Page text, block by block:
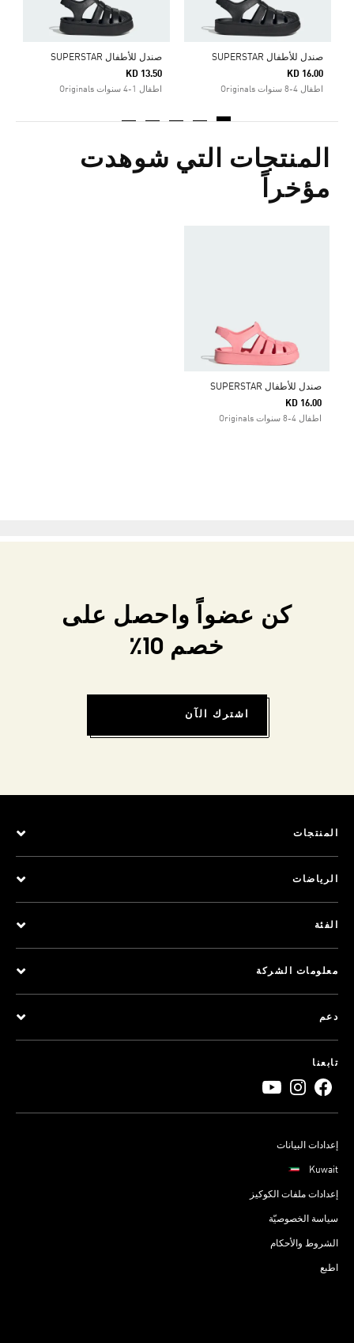
صندل للأطفال SUPERSTAR
KD 16.00
اطفال 4-8 سنوات Originals
صندل للأطفال SUPERSTAR
KD 13.50
اطفال 1-4 سنوات Originals
المنتجات التي شوهدت
مؤخراً
صندل للأطفال SUPERSTAR
KD 16.00
اطفال 4-8 سنوات Originals
كن عضواً واحصل على
خصم 10٪
اشترك الآن
المنتجات
الرياضات
الفئة
معلومات الشركة
دعم
تابعنا
إعدادات البيانات
Kuwait
إعدادات ملفات الكوكيز
سياسة الخصوصيّة
الشروط والأحكام
اطبع